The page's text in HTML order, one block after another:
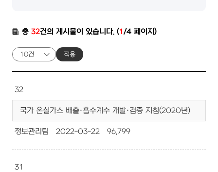
총 32건의 게시물이 있습니다. (1/4 페이지)
적용
32
국가 온실가스 배출·흡수계수 개발·검증 지침(2020년)
정보관리팀 2022-03-22 96,799
31